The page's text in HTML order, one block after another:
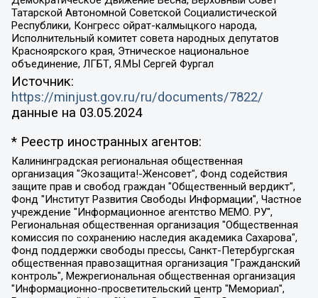
Татарской Автономной Советской Социалистической
Республики, Конгресс ойрат-калмыцкого народа,
Исполнительный комитет совета народных депутатов
Красноярского края, Этническое национальное
объединение, ЛГБТ, Я.МЫ Сергей Фургал
Источник:
https://minjust.gov.ru/ru/documents/7822/
данные на 03.05.2024
* Реестр иностранных агентов:
Калининградская региональная общественная организация "Экозащита!-Женсовет", Фонд содействия защите прав и свобод граждан "Общественный вердикт", Фонд "Институт Развития Свободы Информации", Частное учреждение "Информационное агентство МЕМО. РУ", Региональная общественная организация "Общественная комиссия по сохранению наследия академика Сахарова", Фонд поддержки свободы прессы, Санкт-Петербургская общественная правозащитная организация "Гражданский контроль", Межрегиональная общественная организация "Информационно-просветительский центр "Мемориал", Региональный Фонд "Центр Защиты Прав Средств Массовой Информации", с 05.12.2023 Фонд "Центр Защиты Прав Средств массовой информации", Региональная общественная благотворительная организация помощи беженцам и мигрантам "Гражданское содействие", Негосударственное образовательное учреждение дополнительного профессионального образования (повышение квалификации) специалистов "АКАДЕМИЯ ПО ПРАВАМ ЧЕЛОВЕКА", Свердловская региональная общественная организация "Сутяжник", Автономная некоммерческая организация "Центр независимых социологических исследований", Союз общественных объединений "Российский исследовательский центр по правам человека", Региональное общественное учреждение научно-информационный центр "МЕМОРИАЛ", Некоммерческая организация "Фонд защиты гласности", Автономная некоммерческая организация "Институт прав человека", Городская общественная организация "Екатеринбургское общество "МЕМОРИАЛ", Городская общественная организация "Рязанское историко-просветительское и правозащитное общество "Мемориал" (Рязанский Мемориал), Челябинский региональный орган общественной самодеятельности – женское общественное объединение "Женщины Евразии", Челябинский региональный орган общественной самодеятельности "Уральская правозащитная группа", Фонд содействия защите здоровья и социальной справедливости имени Андрея Рылькова, Автономная Некоммерческая Организация "Аналитический Центр Юрия Левады", Автономная некоммерческая организация социальной поддержки населения "Проект Апрель", Региональная общественная организация помощи женщинам и детям, находящимся в кризисной ситуации "Информационно-методический центр "Анна", Фонд содействия развитию массовых коммуникаций и правовому просвещению "Так-так-Так", Фонд содействия устойчивому развитию "Серебряная тайга", Свердловский региональный общественный фонд социальных проектов "Новое время", "Idel.Реалии", Кавказ.Реалии, Крым.Реалии, Телеканал Настоящее Время, Татаро-башкирская служба Радио Свобода (Azatliq Radiosi), Радио Свободная Европа/Радио Свобода (PCE/PC), "Сибирь.Реалии", "Фактограф", Благотворительный фонд помощи осужденным и их семьям, Автономная некоммерческая организация "Институт глобализации и социальных движений", Фонд "В защиту прав заключенных", Частное учреждение "Центр поддержки и содействия развитию средств массовой информации", Пензенский региональный общественный благотворительный фонд "Гражданский союз", "Север.Реалии", Некоммерческая организация Фонд "Правовая инициатива", Общество с ограниченной ответственностью "Радио Свободная Европа/Радио Свобода", Чешское информационное агентство "MEDIUM-ORIENT", Красноярская региональная общественная организация "Мы против СПИДа", Камалягин Денис Николаевич, Маркелов Сергей Евгеньевич, Пономарев Лев Александрович, Савицкая Людмила Алексеевна, Автономная некоммерческая организация "Центр по работе с проблемой насилия "НАСИЛИЮ.НЕТ", Межрегиональный профессиональный союз работников здравоохранения "Альянс врачей", Юридическое лицо, зарегистрированное в Латвийской Республике, SIA "Medusa Project" (регистрационный номер 40103797863, дата регистрации 10.06.2014), Некоммерческая организация "Фонд по борьбе с коррупцией", Автономная некоммерческая организация "Институт права и публичной политики", Баданин Роман Сергеевич, Гликин Максим Александрович, Железнова Мария Михайловна, Лукьянова Юлия Сергеевна, Маетная Елизавета Витальевна, Маняхин Петр Борисович, Чуракова Ольга Владимировна, Ярош Юлия Петровна, Юридическое лицо "The Insider SIA", зарегистрированное в Риге, Латвийская Республика (дата регистрации 26.06.2015), являющееся администратором доменного имени интернет-издания "The Insider SIA", https://theins.ru, Постернак Алексей Евгеньевич, Рубин Михаил Аркадьевич, Анин Роман Александрович, Юридическое лицо Istories fonds, зарегистрированное в Латвийской Республике (регистрационный номер 50008295751, дата регистрации 24.02.2020), Великовский Дмитрий Александрович, Долинина Ирина Николаевна, Мароховская Алеся Алексеевна, Шлейнов Роман Юрьевич, Шмагун Олеся Валентиновна, Общество с ограниченной ответственностью "Альтаир 2021", Общество с ограниченной ответственностью "Вега 2021", Общество с ограниченной ответственностью "Главный редактор 2021", Общество с ограниченной ответственностью "Ромашки монолит", Важенков Артем Валерьевич, Ивановская областная общественная организация "Центр гендерных исследований", Гурман Юрий Альбертович, Медиапроект "ОВД-Инфо", Егоров Владимир Владимирович, Жилинский Владимир Александрович, Общество с ограниченной ответственностью "ЗП", Иванова София Юрьевна, Карезина Инна Павловна, Кильтау Екатерина Викторовна, Петров Алексей Викторович, Пискунов Сергей Евгеньевич, Смирнов Сергей Сергеевич, Тихонов Михаил Сергеевич, Общество с ограниченной ответственностью "ЖУРНАЛИСТ-ИНОСТРАННЫЙ АГЕНТ", Арапова Галина Юрьевна, Вольтская Татьяна Анатольевна, Американская компания "Mason G.E.S. Anonymous Foundation" (США), являющаяся владельцем интернет-издания https://mnews.world/, Компания "Stichting Bellingcat", зарегистрированная в Нидерландах (дата регистрации 11.07.2018), Захаров Андрей Вячеславович, Клепиковская Екатерина Дмитриевна, Общество с ограниченной ответственностью "МЕМО", Перл Роман Александрович, Симонов Евгений Алексеевич, Соловьева Елена Анатольевна, Сотников Даниил Владимирович, Сурначева Елизавета Дмитриевна, Автономная некоммерческая организация по защите прав человека и информированию населения "Якутия – Наше Мнение", Общество с ограниченной ответственностью "Москоу диджитал медиа", с 26.01.2023 Общество с ограниченной ответственностью "Чайка Белые сады", Ветошкина Валерия Валерьевна, Заговора Максим Александрович, Межрегиональное общественное движение "Российская ЛГБТ - сеть", Оленичев Максим Владимирович, Павлов Иван Юрьевич, Скворцова Елена Сергеевна, Общество с ограниченной ответственностью "Как бы инагент", Кочетков Игорь Викторович, Общество с ограниченной ответственностью "Честные выборы", Еланчик Олег Александрович, Общество с ограниченной ответственностью "Нобелевский призыв", Гималова Регина Эмилевна, Григорьев Андрей Валерьевич, Григорьева Алина Александровна, Ассоциация по содействию защите прав призывников, альтернативнослужащих и военнослужащих "Правозащитная группа "Гражданин.Армия.Право", Хисамова Регина Фаритовна, Автономная некоммерческая организация по реализации социально-правовых программ "Лилит", Дальневосточное общественное движение "Маяк", Санкт-Петербургская ЛГБТ-инициативная группа "Выход", Инициативная группа ЛГБТ+ "Реверс", Алексеев Андрей Викторович, Бекбулатова Таисия Львовна, Беляев Иван Михайлович, Владыкина Елена Сергеевна, Гельман Марат Александрович, Никульшина Вероника Юрьевна, Толоконникова Надежда Андреевна, Шендерович Виктор Анатольевич, Общество с ограниченной ответственностью "Данное сообщение", Общество с ограниченной ответственностью Издательский дом "Новая глава", Айнбиндер Александра Александровна, Московский комьюнити-центр для ЛГБТ+инициатив, Благотворительный фонд развития филантропии, Deutsche Welle (Германия, Kurt-Schumacher-Strasse 3, 53113 Bonn), Борзунова Мария Михайловна, Воробьев Виктор Викторович, Голубева Анна Львовна, Константинова Алла Михайловна, Малкова Ирина Владимировна, Мурадов Мурад Абдулгалимович, Осетинская Елизавета Николаевна, Понасенков Евгений Николаевич, Ганапольский Матвей Юрьевич, Киселев Евгений Алексеевич, Борухович Ирина Григорьевна, Дремин Иван Тимофеевич, Дубровский Дмитрий Викторович, Красноярская региональная общественная организация поддержки и развития альтернативных образовательных технологий и межкультурных коммуникаций "ИНТЕРРА", Маяковская Екатерина Алексеевна, Фейгин Марк Захарович, Филимонов Андрей Викторович, Дзугкоева Регина Николаевна, Доброхотов Роман Александрович, Дудь Юрий Александрович, Елкин Сергей Владимирович, Кругликов Кирилл Игоревич, Сабунаева Мария Леонидовна, Семенов Алексей Владимирович, Шаинян Карен Багратович, Шульман Екатерина Михайловна, Асафьев Артур Валерьевич, Вахштайн Виктор Семенович, Венедиктов Алексей Алексеевич, Лушникова Екатерина Евгеньевна, Волков Леонид Михайлович, Невзоров Александр Глебович, Пархоменко Сергей Борисович, Сироткин Ярослав Николаевич, Кара-Мурза Владимир Владимирович, Баранова Наталья Владимировна, Гозман Леонид Яковлевич, Кагарлицкий Борис Юльевич, Климарев Михаил Валерьевич, Милов Владимир Станиславович, Автономная некоммерческая организация Краснодарский центр современного искусства "Типография", Моргенштерн Алишер Тагирович, Соболь Любовь Эдуардовна, Общество с ограниченной ответственностью "ЛИЗА НОРМ", Каспаров Гарри Кимович, Ходорковский Михаил Борисович, Общество с ограниченной ответственностью "Апрельские тезисы", Данилович Ирина Брониславовна, Кашин Олег Владимирович, Петров Николай Владимирович, Пивоваров Алексей Владимирович, Соколов Михаил Владимирович, Цветкова Юлия Владимировна, Чичваркин Евгений Александрович, Комитет против пыток/Команда против пыток, Общество с ограниченной ответственностью "Первый научный", Общество с ограниченной ответственностью "Вертолет и ко", Белоцерковская Вероника Борисовна, Кац Максим Евгеньевич, Лазарева Татьяна Юрьевна, Шаведдинов Руслан Табризович, Яшин Илья Валерьевич, Общество с ограниченной ответственностью "Иноагент ААВ", Алешковский Дмитрий Петрович, Альбац Евгения Марковна, Быков Дмитрий Львович, Галямина Юлия Евгеньевна, Лойко Сергей Леонидович, Мартынов Кирилл Константинович, Медведев Сергей Александрович, Крашенинников Федор Геннадиевич, Гордеева Катерина Вл